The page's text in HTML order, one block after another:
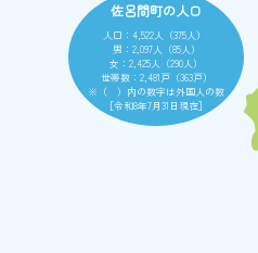
佐呂間町の人口
人口：4,522人（375人）
男：2,097人（85人）
女：2,425人（290人）
世帯数：2,481戸（363戸）
※（ ）内の数字は外国人の数
［令和8年7月31日現在］